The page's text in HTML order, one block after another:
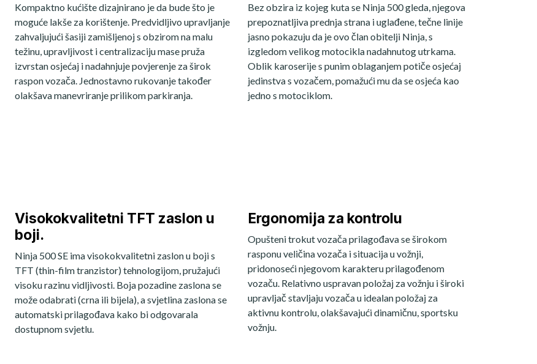
Kompaktno kućište dizajnirano je da bude što je
moguće lakše za korištenje. Predvidljivo upravljanje
zahvaljujući šasiji zamišljenoj s obzirom na malu
težinu, upravljivost i centralizaciju mase pruža
izvrstan osjećaj i nadahnjuje povjerenje za širok
raspon vozača. Jednostavno rukovanje također
olakšava manevriranje prilikom parkiranja.
Bez obzira iz kojeg kuta se Ninja 500 gleda, njegova
prepoznatljiva prednja strana i uglađene, tečne linije
jasno pokazuju da je ovo član obitelji Ninja, s
izgledom velikog motocikla nadahnutog utrkama.
Oblik karoserije s punim oblaganjem potiče osjećaj
jedinstva s vozačem, pomažući mu da se osjeća kao
jedno s motociklom.
Visokokvalitetni TFT zaslon u
boji.
Ninja 500 SE ima visokokvalitetni zaslon u boji s
TFT (thin-film tranzistor) tehnologijom, pružajući
visoku razinu vidljivosti. Boja pozadine zaslona se
može odabrati (crna ili bijela), a svjetlina zaslona se
automatski prilagođava kako bi odgovarala
dostupnom svjetlu.
Ergonomija za kontrolu
Opušteni trokut vozača prilagođava se širokom
rasponu veličina vozača i situacija u vožnji,
pridonoseći njegovom karakteru prilagođenom
vozaču. Relativno uspravan položaj za vožnju i široki
upravljač stavljaju vozača u idealan položaj za
aktivnu kontrolu, olakšavajući dinamičnu, sportsku
vožnju.